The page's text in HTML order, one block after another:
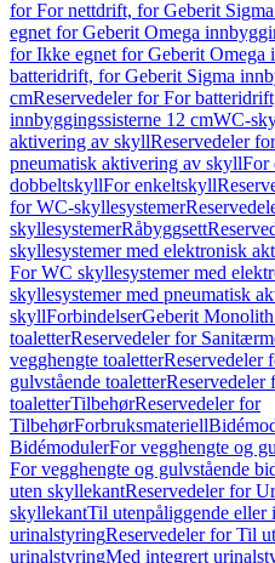
for For nettdrift, for Geberit
egnet for Geberit Omega
for Ikke egnet for Geberit Omega
batteridrift, for Geberit Sigma
cmReservedeler for For
innbyggingssisterne 12 cmWC-
aktivering av skyllReservedeler
pneumatisk aktivering av skyllFor
dobbeltskyllFor enkeltskyll
for WC-skyllesystemer
skyllesystemerRåbyggsett
skyllesystemer med elektronisk
For WC skyllesystemer med
skyllesystemer med pneumatisk
skyllForbindelserGeberit
toaletterReservedeler for
vegghengte toaletterReservedeler
gulvstående toaletterReservedeler
toaletterTilbehørReservedeler for
TilbehørForbruksmateriell
BidémodulerFor vegghengte og
For vegghengte og gulvstående
uten skyllekantReservedeler for
skyllekantTil utenpåliggende eller
urinalstyringReservedeler for Til
urinalstyringMed integrert